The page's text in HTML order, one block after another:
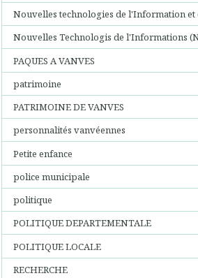
Nouvelles technologies de l'Information et
Nouvelles Technologis de l'Informations
PAQUES A VANVES
patrimoine
PATRIMOINE DE VANVES
personnalités vanvéennes
Petite enfance
police municipale
politique
POLITIQUE DEPARTEMENTALE
POLITIQUE LOCALE
RECHERCHE